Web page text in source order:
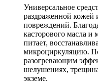
Универсальное
раздраженной кожей
повреждений.
касторового масла и
питает,
микроциркуляцию.
разогревающим
шелушениях,
экземе.